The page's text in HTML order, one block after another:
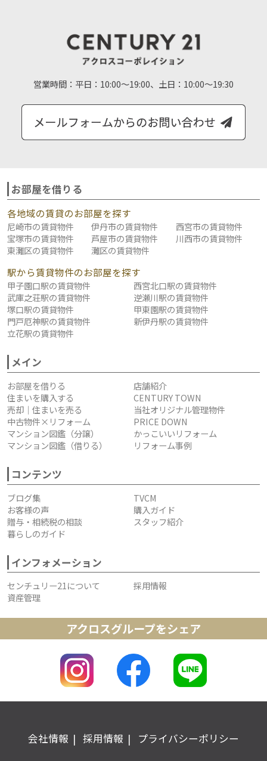
営業時間： 平日：10:00～19:00、土日：10:00～19:30
お部屋を借りる
各地域の賃貸のお部屋を探す
尼崎市の賃貸物件 伊丹市の賃貸物件
西宮市の賃貸物件
宝塚市の賃貸物件
芦屋市の賃貸物件
川西市の賃貸物件
東灘区の賃貸物件
灘区の賃貸物件
駅から賃貸物件のお部屋を探す
甲子園口駅の賃貸物件
西宮北口駅の賃貸物件
武庫之荘駅の賃貸物件
逆瀬川駅の賃貸物件
塚口駅の賃貸物件
甲東園駅の賃貸物件
門戸厄神駅の賃貸物件
新伊丹駅の賃貸物件
立花駅の賃貸物件
メイン
お部屋を借りる
店舗紹介
住まいを購入する
CENTURY TOWN
売却｜住まいを売る
当社オリジナル管理物件
中古物件×リフォーム
PRICE DOWN
マンション図鑑（分譲）
かっこいいリフォーム
マンション図鑑（借りる）
リフォーム事例
コンテンツ
ブログ集
TVCM
お客様の声
購入ガイド
贈与・相続税の相談
スタッフ紹介
暮らしのガイド
インフォメーション
センチュリー21について
採用情報
資産管理
アクロスグループをシェア
会社情報 採用情報 プライバシーポリシー